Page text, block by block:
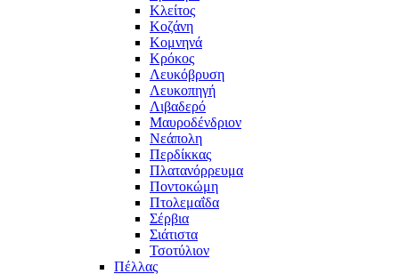
Κλείτος
Κοζάνη
Κομνηνά
Κρόκος
Λευκόβρυση
Λευκοπηγή
Λιβαδερό
Μαυροδένδριον
Νεάπολη
Περδίκκας
Πλατανόρρευμα
Ποντοκώμη
Πτολεμαΐδα
Σέρβια
Σιάτιστα
Τσοτύλιον
Πέλλας